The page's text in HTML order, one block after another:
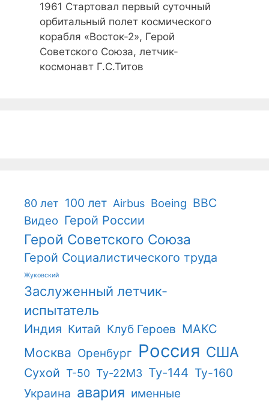
1961 Стартовал первый суточный
орбитальный полет космического
корабля «Восток-2», Герой
Советского Союза, летчик-
космонавт Г.С.Титов
80 лет 100 лет Airbus Boeing ВВС
Видео Герой России
Герой Советского Союза
Герой Социалистического труда
Жуковский
Заслуженный летчик-
испытатель
Индия Китай Клуб Героев МАКС
Москва Оренбург Россия США
Сухой Т-50 Ту-22М3 Ту-144 Ту-160
Украина авария именные